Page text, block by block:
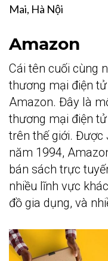
Mai, Hà Nội
Amazon
Cái tên cuối cùng
thương mại điện
Amazon. Đây là
thương mại điện
trên thế giới. Được
năm 1994,
bán sách trực
nhiều lĩnh vực
đồ gia dụng, và